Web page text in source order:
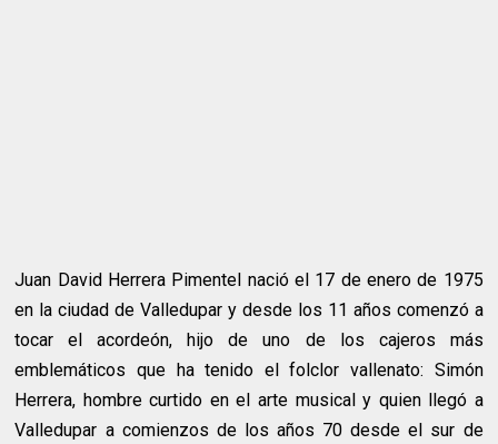
Juan David Herrera Pimentel nació el 17 de enero de 1975
en la ciudad de Valledupar y desde los 11 años comenzó a
tocar el acordeón, hijo de uno de los cajeros más
emblemáticos que ha tenido el folclor vallenato: Simón
Herrera, hombre curtido en el arte musical y quien llegó a
Valledupar a comienzos de los años 70 desde el sur de